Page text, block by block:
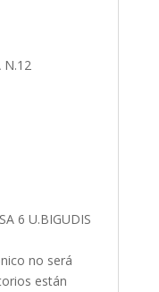
N.12
6 U.BIGUDIS
no será
están